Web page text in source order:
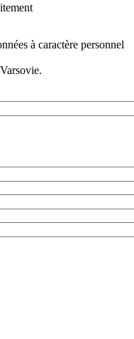
à caractère personnel